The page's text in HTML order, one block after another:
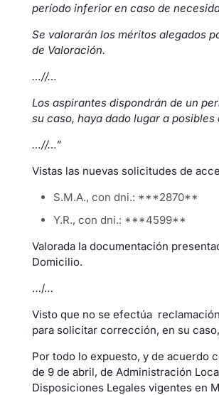
período inferior en caso de
Se valorarán los méritos alegados
de Valoración.
…//…
Los aspirantes dispondrán de un
su caso, haya dado lugar a
…//…”
Vistas las nuevas solicitudes de
S.M.A., con dni.: ***2870**
Y.R., con dni.: ***4599**
Valorada la documentación
Domicilio.
…/…
Visto que no se efectúa
para solicitar corrección, en su
Por todo lo expuesto, y de acuerdo
de 9 de abril, de Administración
Disposiciones Legales vigentes en